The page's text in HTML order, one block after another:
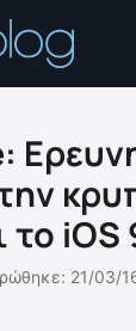
το iOS
21/03/